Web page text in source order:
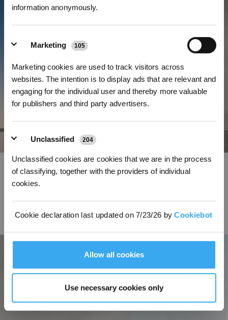
information anonymously.
Marketing 105
Marketing cookies are used to track visitors across
websites. The intention is to display ads that are relevant and
engaging for the individual user and thereby more valuable
for publishers and third party advertisers.
Unclassified 204
Unclassified cookies are cookies that we are in the process
of classifying, together with the providers of individual
cookies.
Cookie declaration last updated on 7/23/26 byCookiebot
Allow all cookies
Use necessary cookies only
Einzigartige, multifunktionale Dockingstation, damit du stets die
Hände frei hast
Dockingstation, die dir bei der Fensterreinigung als Bedienfeld, Ladegerät,
Abstandshalter und tragbarer Stauraum dient.
*Neu registrierte Benutzer können 3000 Punkte verwenden, um einen Rabatt von 30
€ auf ihre erste Bestellung zu erhalten, wenn die Zahlung 1000 € überschreitet.